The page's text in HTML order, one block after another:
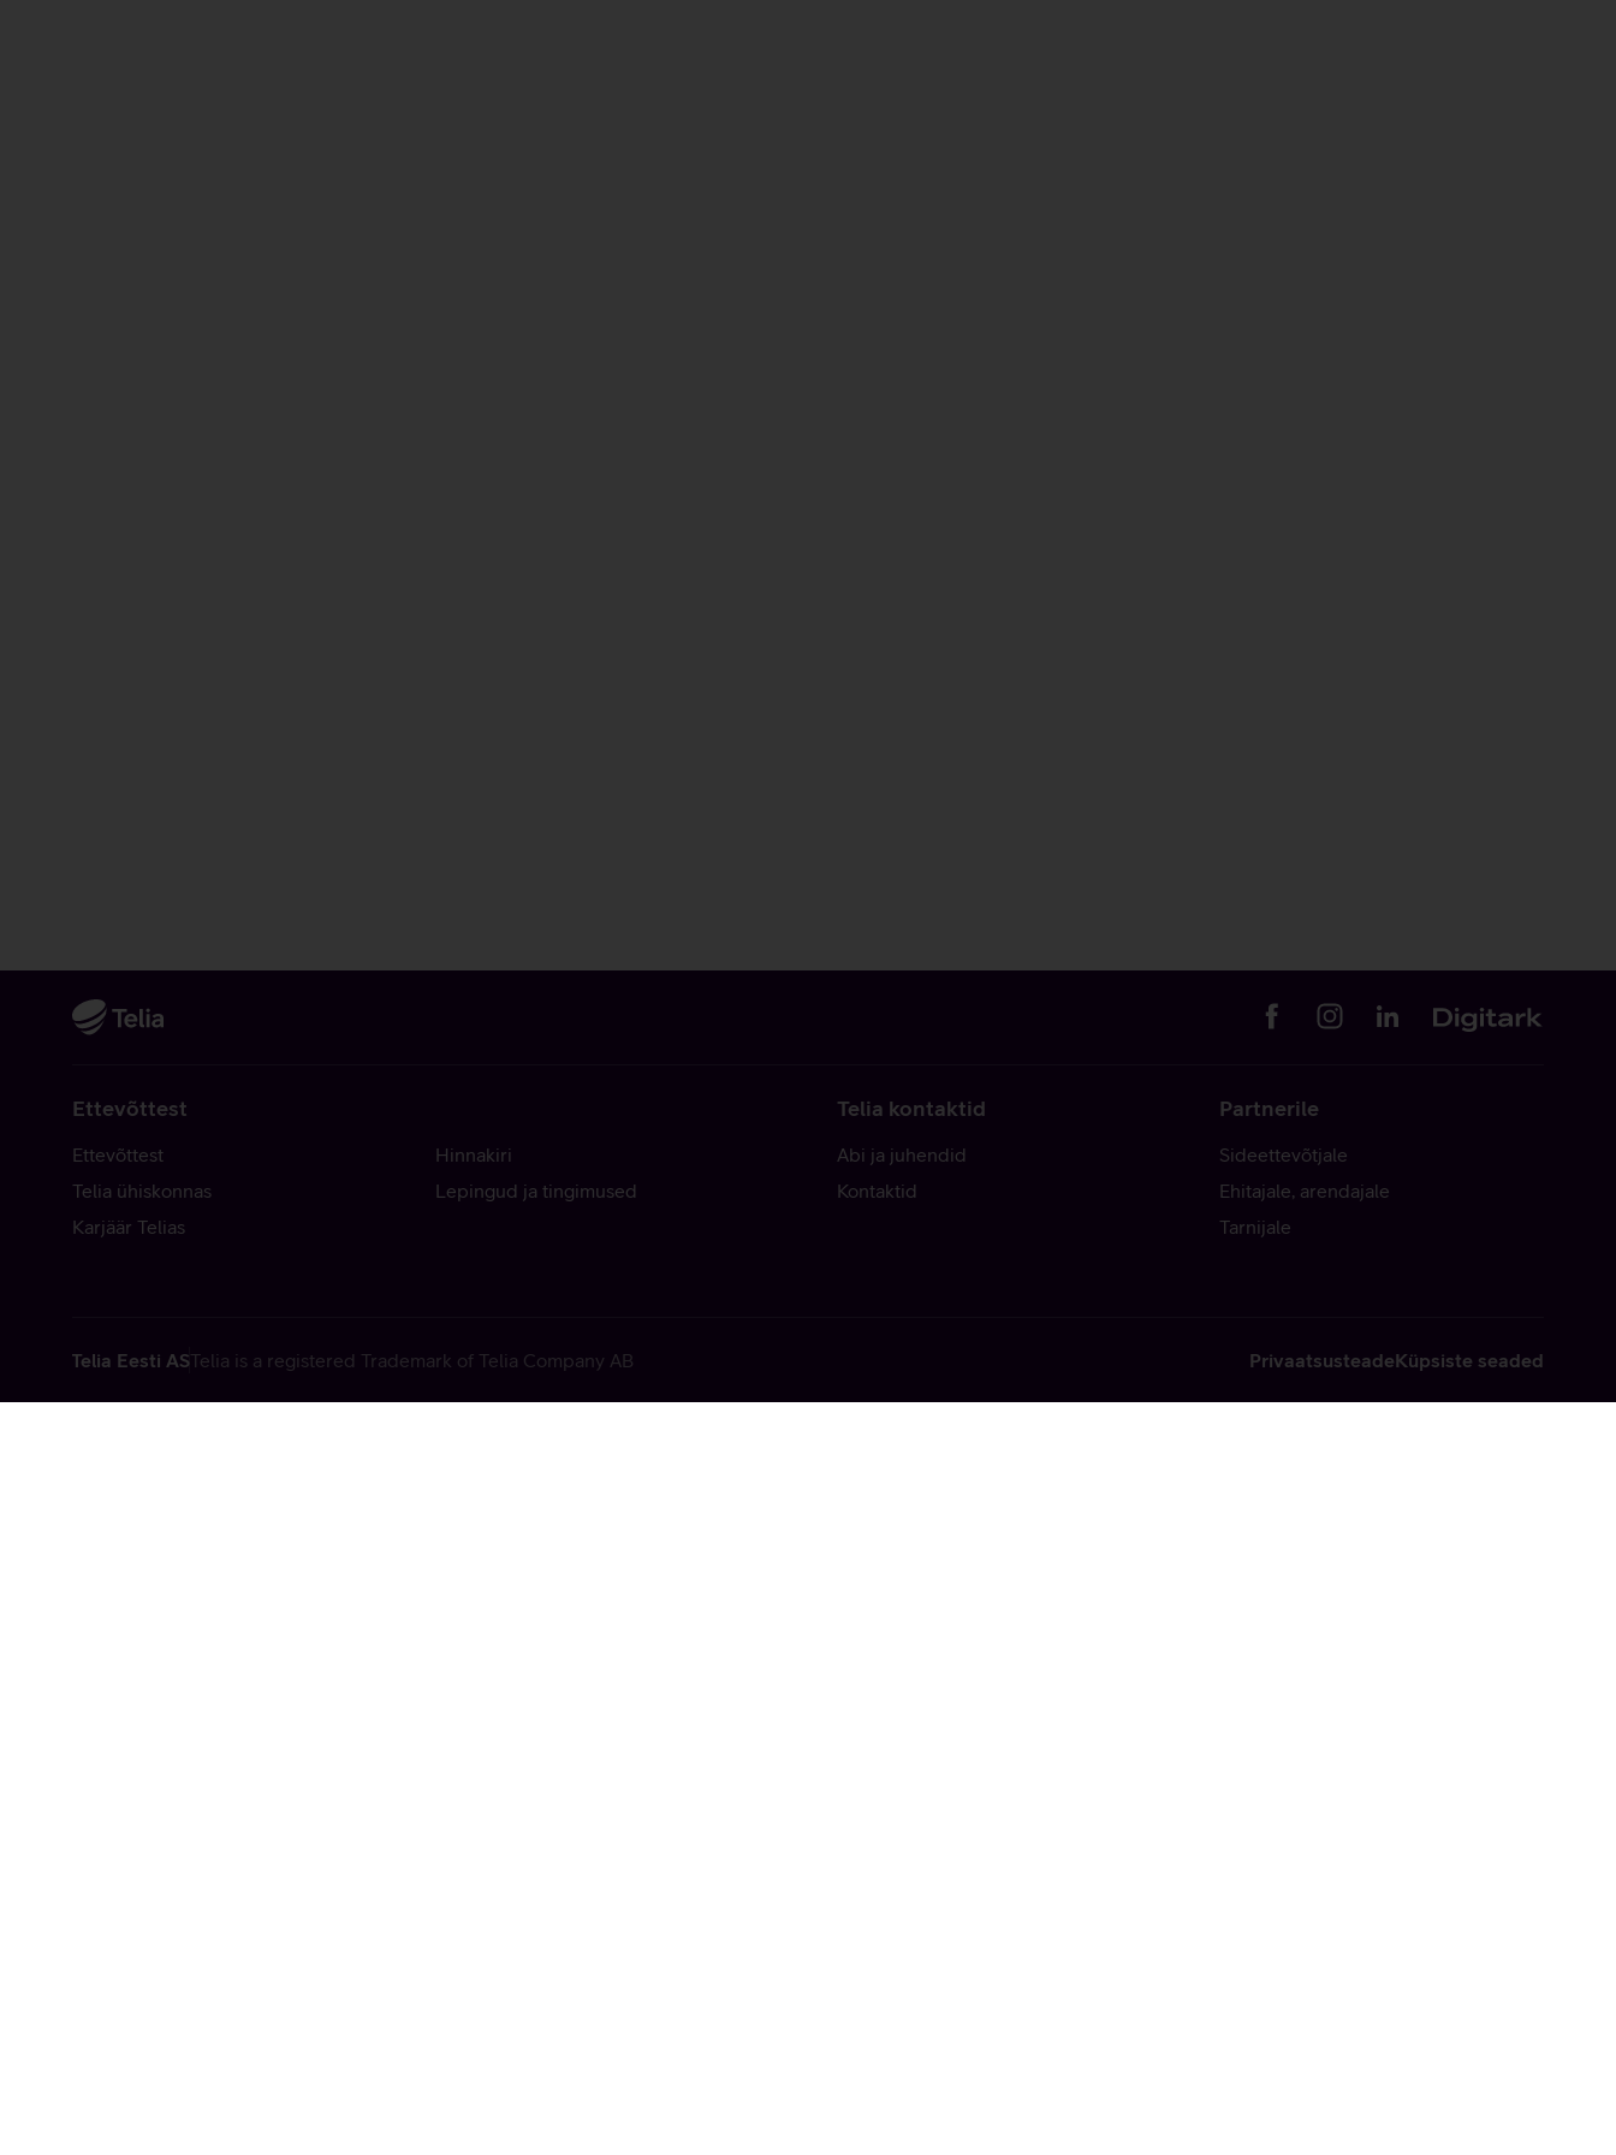
Ettevõttest
Ettevõttest
Telia ühiskonnas
Karjäär Telias
Hinnakiri
Lepingud ja tingimused
Telia kontaktid
Abi ja juhendid
Kontaktid
Partnerile
Sideettevõtjale
Ehitajale, arendajale
Tarnijale
Telia Eesti ASTelia is a registered Trademark of Telia Company AB PrivaatsusteadeKüpsiste seaded